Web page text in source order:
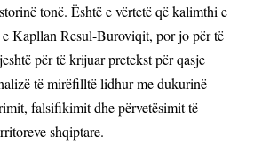
tonë. Është e vërtetë që kalimthi e
e Kapllan Resul-Buroviqit, por jo për të
për të krijuar pretekst për qasje
tëmirëfilltë lidhur me dukurinë
falsifikimit dhe përvetësimit të
shqiptare.